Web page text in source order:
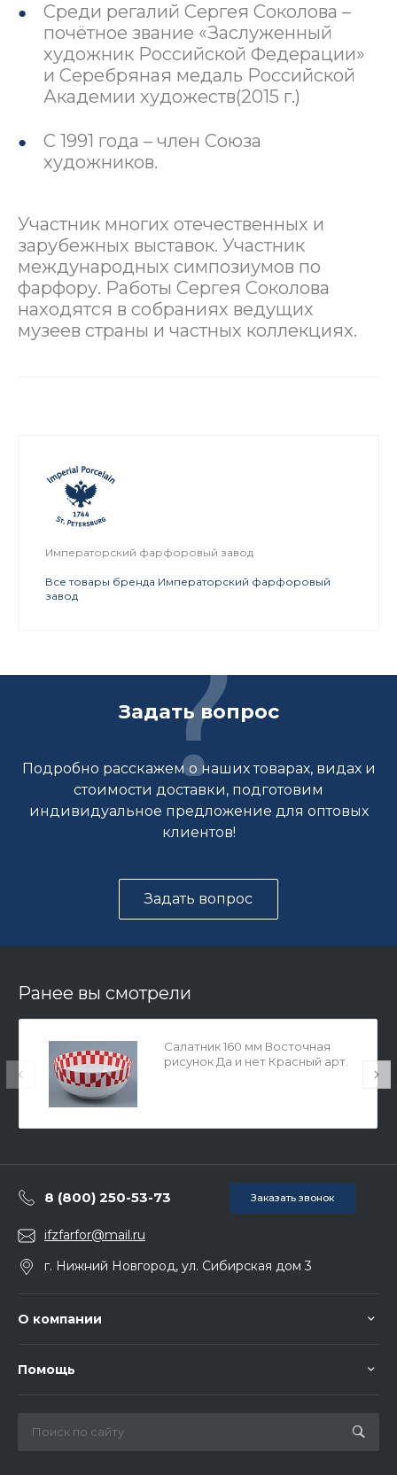
Среди регалий Сергея Соколова –
почётное звание «Заслуженный
художник Российской Федерации»
и Серебряная медаль Российской
Академии художеств(2015 г.)
С 1991 года – член Союза
художников.
Участник многих отечественных и
зарубежных выставок. Участник
международных симпозиумов по
фарфору. Работы Сергея Соколова
находятся в собраниях ведущих
музеев страны и частных коллекциях.
Императорский фарфоровый завод
Все товары бренда Императорский фарфоровый
завод
Задать вопрос
Подробно расскажем о наших товарах, видах и
стоимости доставки, подготовим
индивидуальное предложение для оптовых
клиентов!
Задать вопрос
Ранее вы смотрели
Салатник 160 мм Восточная
рисунок Да и нет Красный арт.
8 (800) 250-53-73 Заказать звонок
ifzfarfor@mail.ru
г. Нижний Новгород, ул. Сибирская дом 3
О компании
Помощь